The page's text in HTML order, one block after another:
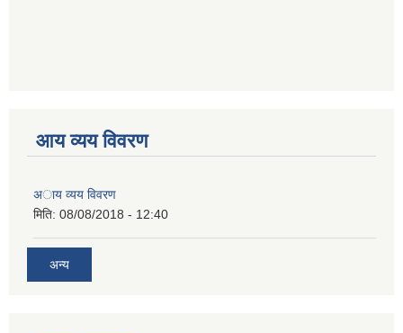
आय व्यय विवरण
अाय व्यय विवरण
मिति: 08/08/2018 - 12:40
अन्य